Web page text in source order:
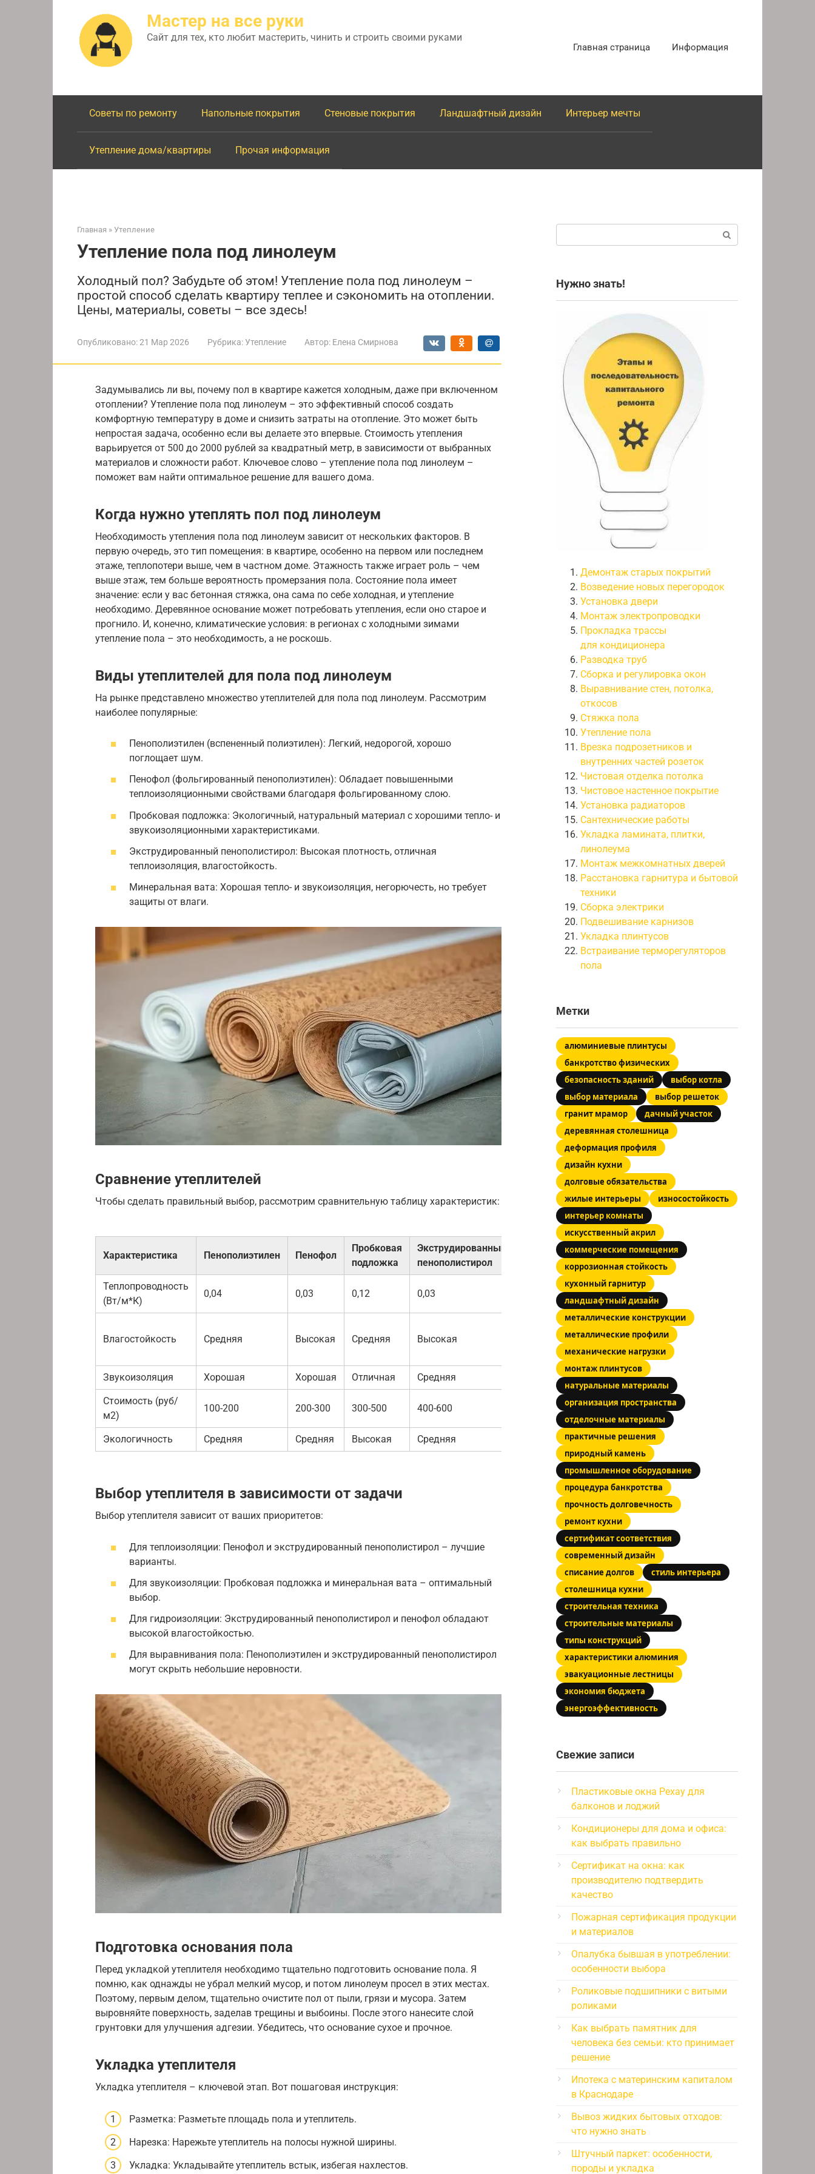
Мастер на все руки
Сайт для тех, кто любит мастерить, чинить и строить своими руками
Главная страница Информация
Советы по ремонту Напольные покрытия Стеновые покрытия Ландшафтный дизайн Интерьер мечты
Утепление дома/квартиры Прочая информация
Главная » Утепление
Утепление пола под линолеум
Холодный пол? Забудьте об этом! Утепление пола под линолеум –
простой способ сделать квартиру теплее и сэкономить на отоплении.
Цены, материалы, советы – все здесь!
Опубликовано:21 Мар 2026 Рубрика:Утепление Автор: Елена Смирнова
Задумывались ли вы, почему пол в квартире кажется холодным, даже при включенном
отоплении? Утепление пола под линолеум – это эффективный способ создать
комфортную температуру в доме и снизить затраты на отопление. Это может быть
непростая задача, особенно если вы делаете это впервые. Стоимость утепления
варьируется от 500 до 2000 рублей за квадратный метр, в зависимости от выбранных
материалов и сложности работ. Ключевое слово – утепление пола под линолеум –
поможет вам найти оптимальное решение для вашего дома.
Когда нужно утеплять пол под линолеум
Необходимость утепления пола под линолеум зависит от нескольких факторов. В
первую очередь, это тип помещения: в квартире, особенно на первом или последнем
этаже, теплопотери выше, чем в частном доме. Этажность также играет роль – чем
выше этаж, тем больше вероятность промерзания пола. Состояние пола имеет
значение: если у вас бетонная стяжка, она сама по себе холодная, и утепление
необходимо. Деревянное основание может потребовать утепления, если оно старое и
прогнило. И, конечно, климатические условия: в регионах с холодными зимами
утепление пола – это необходимость, а не роскошь.
Виды утеплителей для пола под линолеум
На рынке представлено множество утеплителей для пола под линолеум. Рассмотрим
наиболее популярные:
Пенополиэтилен (вспененный полиэтилен): Легкий, недорогой, хорошо
поглощает шум.
Пенофол (фольгированный пенополиэтилен): Обладает повышенными
теплоизоляционными свойствами благодаря фольгированному слою.
Пробковая подложка: Экологичный, натуральный материал с хорошими тепло- и
звукоизоляционными характеристиками.
Экструдированный пенополистирол: Высокая плотность, отличная
теплоизоляция, влагостойкость.
Минеральная вата: Хорошая тепло- и звукоизоляция, негорючесть, но требует
защиты от влаги.
Сравнение утеплителей
Чтобы сделать правильный выбор, рассмотрим сравнительную таблицу характеристик:
Характеристика Пенополиэтилен Пенофол
Пробковая
подложка
Экструдированный
пенополистирол
Минеральная
Теплопроводность
(Вт/м*К)
0,04 0,03 0,12 0,03
Влагостойкость Средняя Высокая Средняя Высокая
(требует
защиты)
Звукоизоляция Хорошая Хорошая Отличная Средняя Отличная
Стоимость (руб/
м2)
100-200 200-300 300-500 400-600 300-400
Экологичность Средняя Средняя Высокая Средняя Средняя
Выбор утеплителя в зависимости от задачи
Выбор утеплителя зависит от ваших приоритетов:
Для теплоизоляции: Пенофол и экструдированный пенополистирол – лучшие
варианты.
Для звукоизоляции: Пробковая подложка и минеральная вата – оптимальный
выбор.
Для гидроизоляции: Экструдированный пенополистирол и пенофол обладают
высокой влагостойкостью.
Для выравнивания пола: Пенополиэтилен и экструдированный пенополистирол
могут скрыть небольшие неровности.
Подготовка основания пола
Перед укладкой утеплителя необходимо тщательно подготовить основание пола. Я
помню, как однажды не убрал мелкий мусор, и потом линолеум просел в этих местах.
Поэтому, первым делом, тщательно очистите пол от пыли, грязи и мусора. Затем
выровняйте поверхность, заделав трещины и выбоины. После этого нанесите слой
грунтовки для улучшения адгезии. Убедитесь, что основание сухое и прочное.
Укладка утеплителя
Укладка утеплителя – ключевой этап. Вот пошаговая инструкция:
Разметка: Разметьте площадь пола и утеплитель.
Нарезка: Нарежьте утеплитель на полосы нужной ширины.
Укладка: Укладывайте утеплитель встык, избегая нахлестов.
Нужно знать!
Демонтаж старых покрытий
Возведение новых перегородок
Установка двери
Монтаж электропроводки
Прокладка трассы
для кондиционера
Разводка труб
Сборка и регулировка окон
Выравнивание стен, потолка,
откосов
Стяжка пола
Утепление пола
Врезка подрозетников и
внутренних частей розеток
Чистовая отделка потолка
Чистовое настенное покрытие
Установка радиаторов
Сантехнические работы
Укладка ламината, плитки,
линолеума
Монтаж межкомнатных дверей
Расстановка гарнитура и бытовой
техники
Сборка электрики
Подвешивание карнизов
Укладка плинтусов
Встраивание терморегуляторов
пола
Метки
алюминиевые плинтусы
банкротство физических
безопасность зданий
выбор котла
выбор материала
выбор решеток
гранит мрамор
дачный участок
деревянная столешница
деформация профиля
дизайн кухни
долговые обязательства
жилые интерьеры
износостойкость
интерьер комнаты
искусственный акрил
коммерческие помещения
коррозионная стойкость
кухонный гарнитур
ландшафтный дизайн
металлические конструкции
металлические профили
механические нагрузки
монтаж плинтусов
натуральные материалы
организация пространства
отделочные материалы
практичные решения
природный камень
промышленное оборудование
процедура банкротства
прочность долговечность
ремонт кухни
сертификат соответствия
современный дизайн
списание долгов
стиль интерьера
столешница кухни
строительная техника
строительные материалы
типы конструкций
характеристики алюминия
эвакуационные лестницы
экономия бюджета
энергоэффективность
Свежие записи
Пластиковые окна Рехау для
балконов и лоджий
Кондиционеры для дома и офиса:
как выбрать правильно
Сертификат на окна: как
производителю подтвердить
качество
Пожарная сертификация продукции
и материалов
Опалубка бывшая в употреблении:
особенности выбора
Роликовые подшипники с витыми
роликами
Как выбрать памятник для
человека без семьи: кто принимает
решение
Ипотека с материнским капиталом
в Краснодаре
Вывоз жидких бытовых отходов:
что нужно знать
Штучный паркет: особенности,
породы и укладка